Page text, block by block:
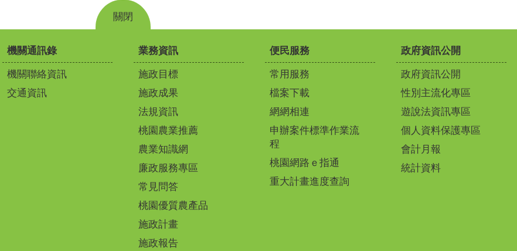
關閉
機關通訊錄
機關聯絡資訊
交通資訊
業務資訊
施政目標
施政成果
法規資訊
桃園農業推薦
農業知識網
廉政服務專區
常見問答
桃園優質農產品
施政計畫
施政報告
便民服務
常用服務
檔案下載
網網相連
申辦案件標準作業流
程
桃園網路ｅ指通
重大計畫進度查詢
政府資訊公開
政府資訊公開
性別主流化專區
遊說法資訊專區
個人資料保護專區
會計月報
統計資料